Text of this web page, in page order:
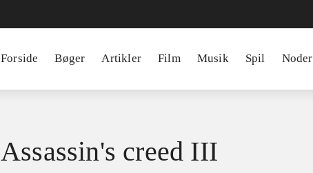
Forside Bøger Artikler Film Musik Spil Noder
Assassin's creed III